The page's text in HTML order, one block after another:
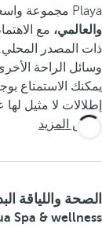
Playa مجموعة واسعة من الأطباق التي تعتمد على
والعالمي، مع
ذات المصدر المحلي.
وسائل الراحة
يمكنك الاستمتاع
إطلالات لا مثيل لها
عرض المزيد
الصحة واللياقة
Spa & wellness